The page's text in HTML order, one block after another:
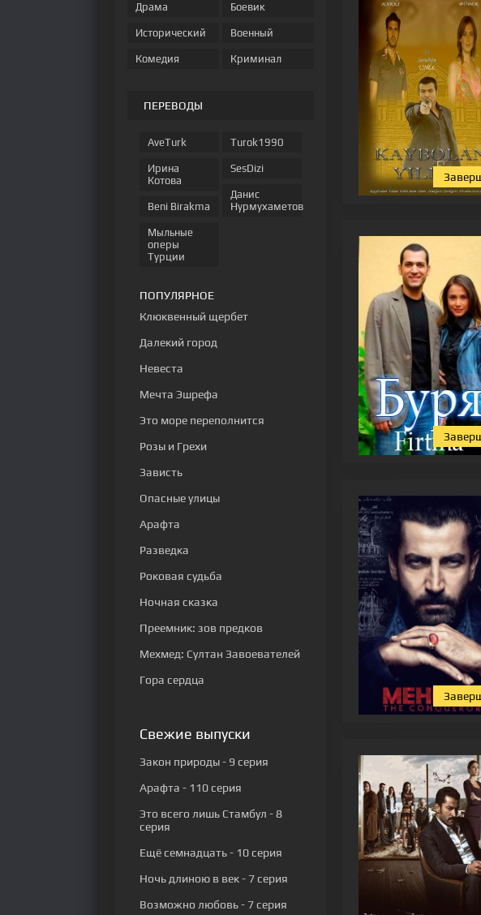
Драма
Исторический
Комедия
Боевик
Военный
Криминал
ПЕРЕВОДЫ
AveTurk
Ирина
Котова
Beni Birakma
Мыльные
оперы
Турции
Turok1990
SesDizi
Данис
Нурмухаметов
ПОПУЛЯРНОЕ
Клюквенный щербет
Далекий город
Невеста
Мечта Эшрефа
Это море переполнится
Розы и Грехи
Зависть
Опасные улицы
Арафта
Разведка
Роковая судьба
Ночная сказка
Преемник: зов предков
Мехмед: Султан Завоевателей
Гора сердца
Свежие выпуски
Закон природы- 9 серия
Арафта - 110 серия
Это всего лишь Стамбул - 8
серия
Ещё семнадцать- 10 серия
Ночь длиною в век- 7 серия
Возможно любовь- 7 серия